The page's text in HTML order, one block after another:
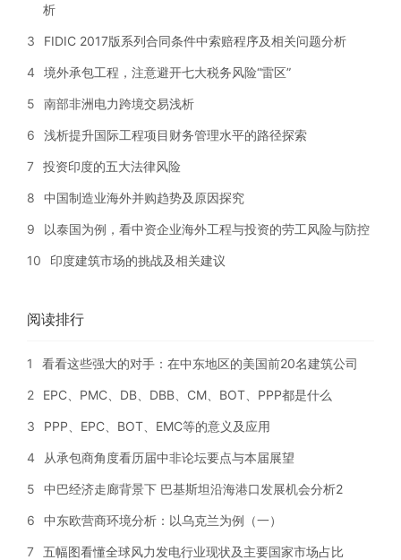
析
3 FIDIC 2017版系列合同条件中索赔程序及相关问题分析
4 境外承包工程，注意避开七大税务风险“雷区”
5 南部非洲电力跨境交易浅析
6 浅析提升国际工程项目财务管理水平的路径探索
7 投资印度的五大法律风险
8 中国制造业海外并购趋势及原因探究
9 以泰国为例，看中资企业海外工程与投资的劳工风险与防控
10 印度建筑市场的挑战及相关建议
阅读排行
1 看看这些强大的对手：在中东地区的美国前20名建筑公司
2 EPC、PMC、DB、DBB、CM、BOT、PPP都是什么
3 PPP、EPC、BOT、EMC等的意义及应用
4 从承包商角度看历届中非论坛要点与本届展望
5 中巴经济走廊背景下 巴基斯坦沿海港口发展机会分析2
6 中东欧营商环境分析：以乌克兰为例（一）
7 五幅图看懂全球风力发电行业现状及主要国家市场占比